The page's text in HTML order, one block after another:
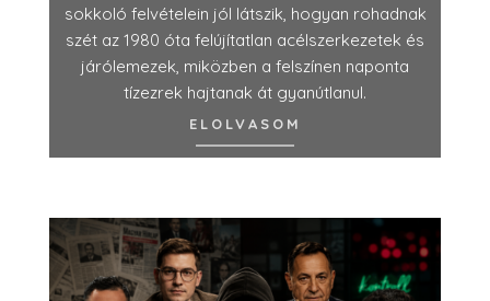
sokkoló felvételein jól látszik, hogyan rohadnak
szét az 1980 óta felújítatlan acélszerkezetek és
járólemezek, miközben a felszínen naponta
tízezrek hajtanak át gyanútlanul.
ELOLVASOM